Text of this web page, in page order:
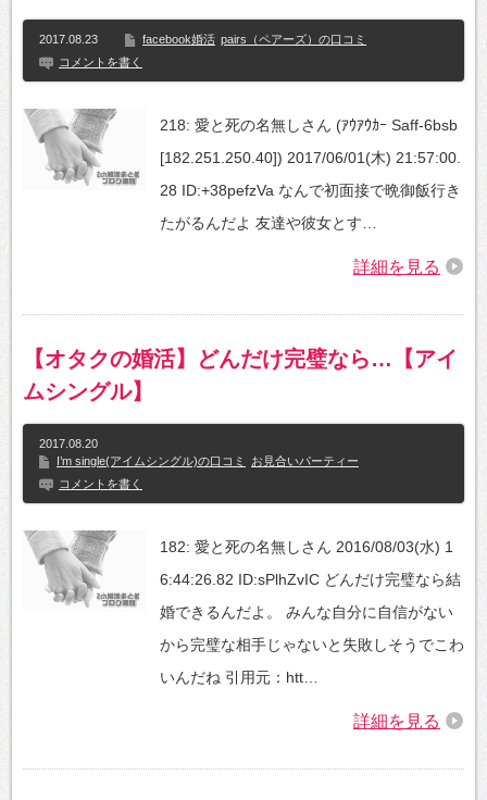
2017.08.23 facebook婚活 pairs（ペアーズ）の口コミ
コメントを書く
218: 愛と死の名無しさん (ｱｳｱｳｶｰ Saff-6bsb
[182.251.250.40]) 2017/06/01(木) 21:57:00.
28 ID:+38pefzVa なんで初面接で晩御飯行き
たがるんだよ 友達や彼女とす…
詳細を見る
【オタクの婚活】どんだけ完璧なら…【アイ
ムシングル】
2017.08.20
I’m single(アイムシングル)の口コミ
お見合いパーティー
コメントを書く
182: 愛と死の名無しさん 2016/08/03(水) 1
6:44:26.82 ID:sPlhZvIC どんだけ完璧なら結
婚できるんだよ。 みんな自分に自信がない
から完璧な相手じゃないと失敗しそうでこわ
いんだね 引用元：htt…
詳細を見る